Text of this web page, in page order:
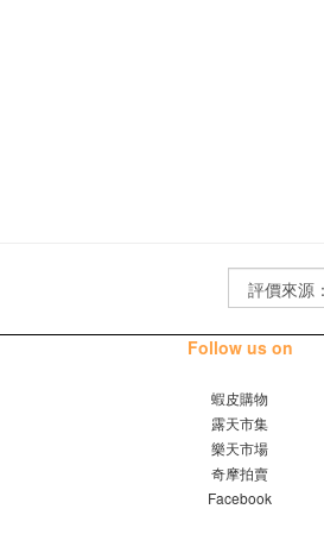
Follow us on
蝦皮購物
露天市集
樂天市場
奇摩拍賣
Facebook